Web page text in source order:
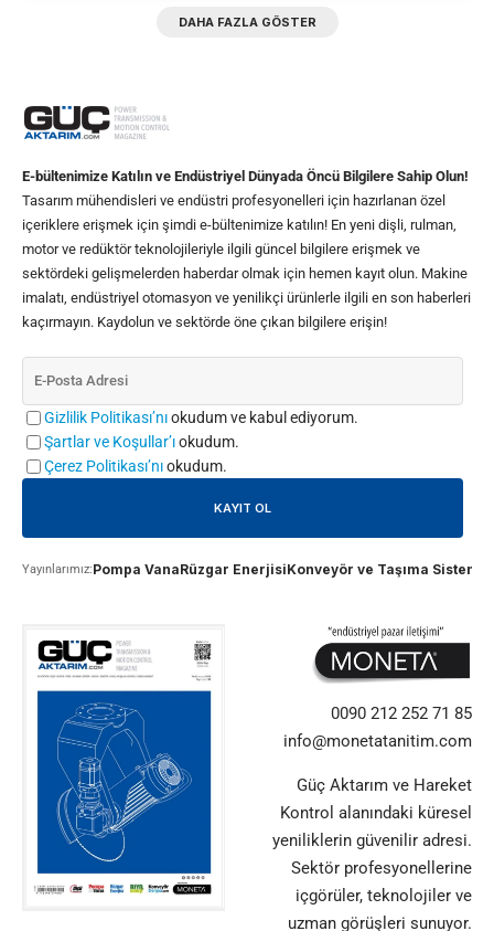
DAHA FAZLA GÖSTER
E-bültenimize Katılın ve Endüstriyel Dünyada Öncü Bilgilere Sahip Olun!
Tasarım mühendisleri ve endüstri profesyonelleri için hazırlanan özel
içeriklere erişmek için şimdi e-bültenimize katılın! En yeni dişli, rulman,
motor ve redüktör teknolojileriyle ilgili güncel bilgilere erişmek ve
sektördeki gelişmelerden haberdar olmak için hemen kayıt olun. Makine
imalatı, endüstriyel otomasyon ve yenilikçi ürünlerle ilgili en son haberleri
kaçırmayın. Kaydolun ve sektörde öne çıkan bilgilere erişin!
Gizlilik Politikası’nıokudum ve kabul ediyorum.
Şartlar ve Koşullar’ıokudum.
Çerez Politikası’nıokudum.
Yayınlarımız:Pompa VanaRüzgar EnerjisiKonveyör ve Taşıma
0090 212 252 71 85
info@monetatanitim.com
Güç Aktarım ve Hareket
Kontrol alanındaki küresel
yeniliklerin güvenilir adresi.
Sektör profesyonellerine
içgörüler, teknolojiler ve
uzman görüşleri sunuyor.